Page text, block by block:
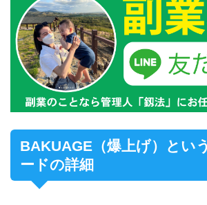
BAKUAGE（爆上げ）とい
ードの詳細